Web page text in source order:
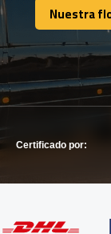
Nuestra
Nuestra
Certificado por: